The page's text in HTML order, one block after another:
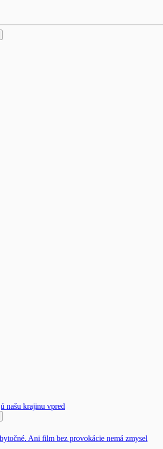
Ani film bez provokácie nemá zmysel